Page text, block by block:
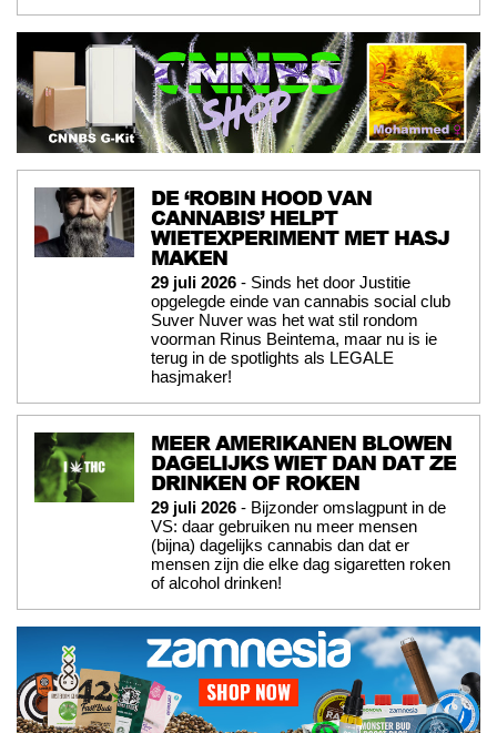
DE ‘ROBIN HOOD VAN
CANNABIS’ HELPT
WIETEXPERIMENT MET HASJ
MAKEN
29 juli 2026 - Sinds het door Justitie
opgelegde einde van cannabis social club
Suver Nuver was het wat stil rondom
voorman Rinus Beintema, maar nu is ie
terug in de spotlights als LEGALE
hasjmaker!
MEER AMERIKANEN BLOWEN
DAGELIJKS WIET DAN DAT ZE
DRINKEN OF ROKEN
29 juli 2026 - Bijzonder omslagpunt in de
VS: daar gebruiken nu meer mensen
(bijna) dagelijks cannabis dan dat er
mensen zijn die elke dag sigaretten roken
of alcohol drinken!